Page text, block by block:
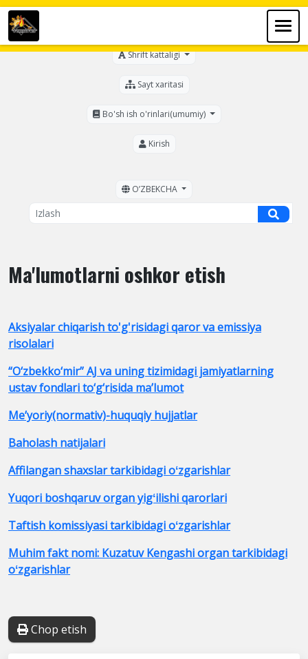
Shrift kattaligi
Sayt xaritasi
Bo'sh ish o'rinlari(umumiy)
Kirish
OʼZBEKCHA
Ma'lumotlarni oshkor etish
Aksiyalar chiqarish to'g'risidagi qaror va emissiya
risolalari
“O‘zbekko‘mir” AJ va uning tizimidagi jamiyatlarning
ustav fondlari to‘g‘risida maʼlumot
Me’yoriy(normativ)-huquqiy hujjatlar
Baholash natijalari
Affilangan shaxslar tarkibidagi oʻzgarishlar
Yuqori boshqaruv organ yigʻilishi qarorlari
Taftish komissiyasi tarkibidagi oʻzgarishlar
Muhim fakt nomi: Kuzatuv Kengashi organ tarkibidagi
oʻzgarishlar
Chop etish